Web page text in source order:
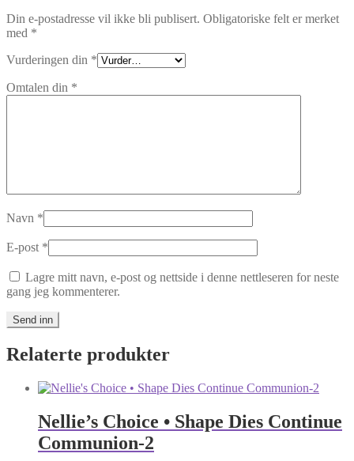
Din e-postadresse vil ikke bli publisert. Obligatoriske felt er merket
med *
Vurderingen din *
Omtalen din *
Navn *
E-post *
Lagre mitt navn, e-post og nettside i denne nettleseren for neste
gang jeg kommenterer.
Relaterte produkter
Nellie’s Choice • Shape Dies Continue
Communion-2